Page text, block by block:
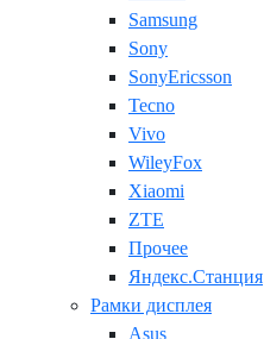
Samsung
Sony
SonyEricsson
Tecno
Vivo
WileyFox
Xiaomi
ZTE
Прочее
Яндекс.Станция
Рамки дисплея
Asus